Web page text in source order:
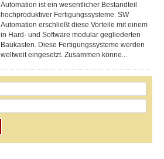
Automation ist ein wesentlicher Bestandteil
hochproduktiver Fertigungssysteme. SW
Automation erschließt diese Vorteile mit einem
in Hard- und Software modular gegliederten
Baukasten. Diese Fertigungs­systeme werden
weltweit eingesetzt. Zusammen könne...